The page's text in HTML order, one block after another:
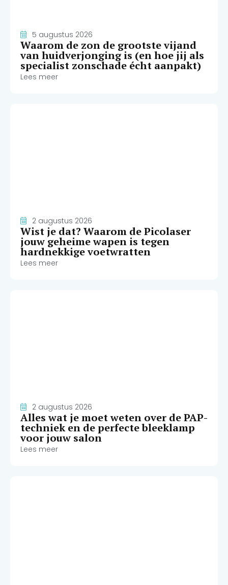
5 augustus 2026
Waarom de zon de grootste vijand
van huidverjonging is (en hoe jij als
specialist zonschade écht aanpakt)
Lees meer
2 augustus 2026
Wist je dat? Waarom de Picolaser
jouw geheime wapen is tegen
hardnekkige voetwratten
Lees meer
2 augustus 2026
Alles wat je moet weten over de PAP-
techniek en de perfecte bleeklamp
voor jouw salon
Lees meer